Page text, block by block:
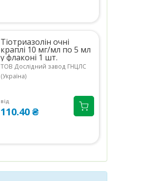
Тіотриазолін очні
краплі 10 мг/мл по 5 мл
у флаконі 1 шт.
ТОВ Дослідний завод ГНЦЛС
(Україна)
від
110.40 ₴